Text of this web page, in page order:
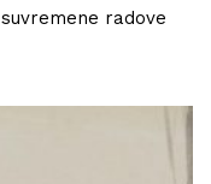
radove